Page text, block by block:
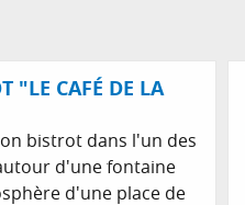
"LE CAFÉ DE LA
bistrot dans l'un des
d'une fontaine
d'une place de